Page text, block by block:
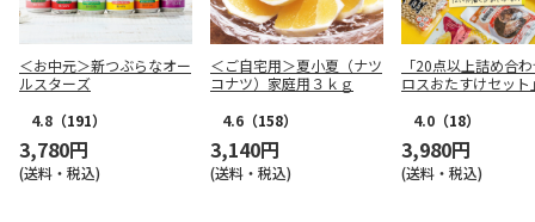
＜お中元＞新つぶらなオー
ルスターズ
4.8 （191）
3,780円
(送料・税込)
＜ご自宅用＞夏小夏（ナツ
コナツ）家庭用３ｋｇ
4.6 （158）
3,140円
(送料・税込)
「20点以上詰め合
ロスおたすけセット
4.0 （18）
3,980円
(送料・税込)